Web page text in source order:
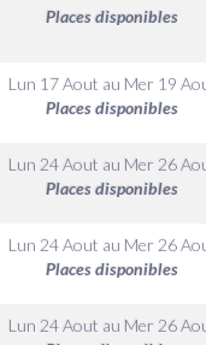
Places disponibles
Lun 17 Aout au Mer 19
Places disponibles
Lun 24 Aout au Mer 26
Places disponibles
Lun 24 Aout au Mer 26
Places disponibles
Lun 24 Aout au Mer 26